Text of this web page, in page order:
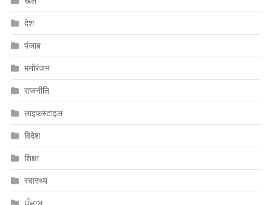
देश
पंजाब
मनोरंजन
राजनीति
लाइफस्टाइल
विदेश
शिक्षा
स्वास्थ्य
ਪੰਜਾਬ